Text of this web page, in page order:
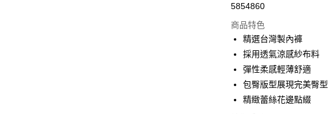
LINE Pay
Apple Pay
街口支付
悠遊付
5854860
商品特色
精選台灣製內褲
採用透氣涼感紗布料
彈性柔感輕薄舒適
包臀版型展現完美臀型
精緻蕾絲花邊點綴